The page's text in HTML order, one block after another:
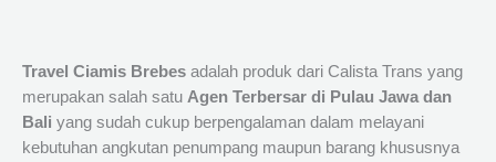
Travel Ciamis Brebes adalah produk dari Calista Trans yang
merupakan salah satu Agen Terbersar di Pulau Jawa dan
Bali yang sudah cukup berpengalaman dalam melayani
kebutuhan angkutan penumpang maupun barang khususnya